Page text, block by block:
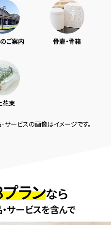
ご案内 骨壷・骨箱
花束
ービスの画像はイメージです。
ランなら
サービスを含んで